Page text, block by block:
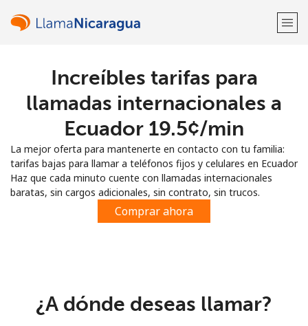
¡Bienvenido!
Regístrate con
Increíbles tarifas para
llamadas internacionales a
Ecuador ⁦19.5¢⁩/min
La mejor oferta para mantenerte en contacto con tu familia:
tarifas bajas para llamar a teléfonos fijos y celulares en Ecuador
Haz que cada minuto cuente con llamadas internacionales
baratas, sin cargos adicionales, sin contrato, sin trucos.
Comprar ahora
¿A dónde deseas llamar?